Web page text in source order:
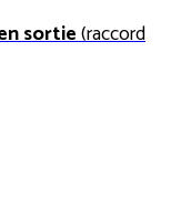
sortie(raccord